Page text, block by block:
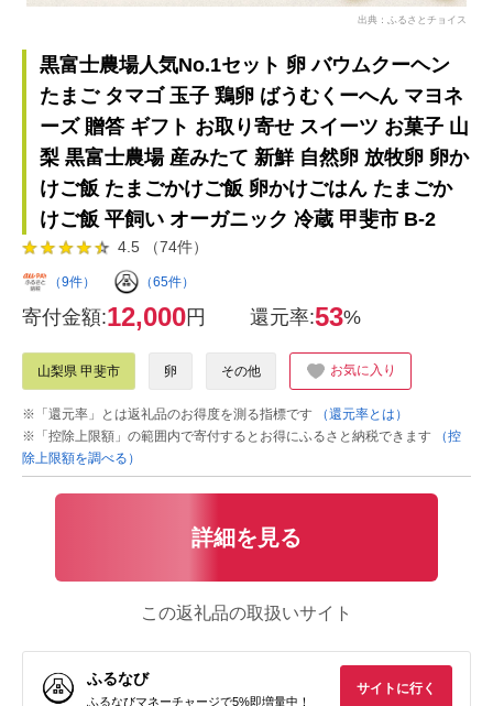
出典：ふるさとチョイス
黒富士農場人気No.1セット 卵 バウムクーヘン
たまご タマゴ 玉子 鶏卵 ばうむくーへん マヨネ
ーズ 贈答 ギフト お取り寄せ スイーツ お菓子 山
梨 黒富士農場 産みたて 新鮮 自然卵 放牧卵 卵か
けご飯 たまごかけご飯 卵かけごはん たまごか
けご飯 平飼い オーガニック 冷蔵 甲斐市 B-2
4.5 （74件）
（9件） （65件）
寄付金額:12,000円 還元率:53%
山梨県 甲斐市 卵 その他 お気に入り
※「還元率」とは返礼品のお得度を測る指標です
（還元率とは）
※「控除上限額」の範囲内で寄付するとお得にふるさと納税できます
（控
除上限額を調べる）
詳細を見る
この返礼品の取扱いサイト
ふるなび
ふるなびマネーチャージで5%即増量中！
サイトに行く